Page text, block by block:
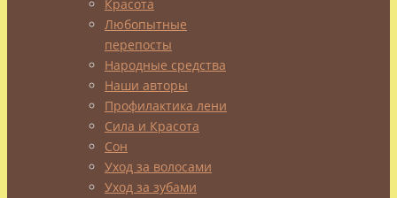
сил.
Энергия
била
тогда
через
край…
Было
время.
Было!
Красота
Любопытные
перепосты
Народные средства
Наши авторы
Профилактика лени
Сила и Красота
Сон
Уход за волосами
Уход за зубами